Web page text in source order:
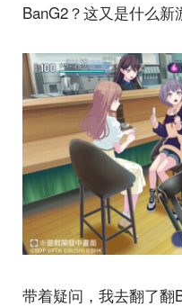
BanG2？这又是什么新
带着疑问，我去翻了翻